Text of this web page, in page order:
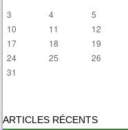
3
4 5
10
11 12
17
18 19
24
25 26
31
ARTICLES RÉCENTS